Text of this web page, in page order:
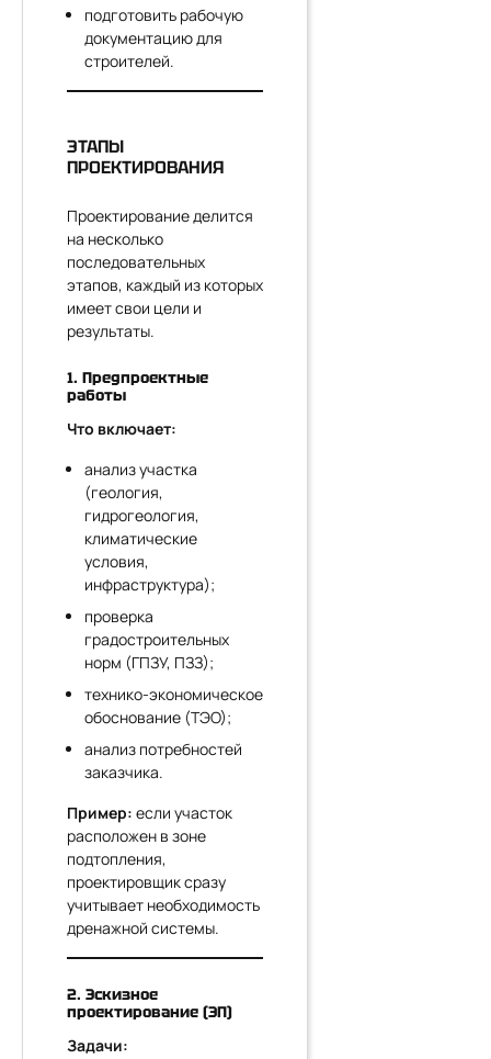
подготовить рабочую
документацию для
строителей.
ЭТАПЫ
ПРОЕКТИРОВАНИЯ
Проектирование делится
на несколько
последовательных
этапов, каждый из которых
имеет свои цели и
результаты.
1. Предпроектные
работы
Что включает:
анализ участка
(геология,
гидрогеология,
климатические
условия,
инфраструктура);
проверка
градостроительных
норм (ГПЗУ, ПЗЗ);
технико-экономическое
обоснование (ТЭО);
анализ потребностей
заказчика.
Пример: если участок
расположен в зоне
подтопления,
проектировщик сразу
учитывает необходимость
дренажной системы.
2. Эскизное
проектирование (ЭП)
Задачи: